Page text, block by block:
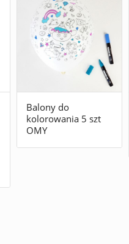
Balony do
kolorowania 5 szt
OMY